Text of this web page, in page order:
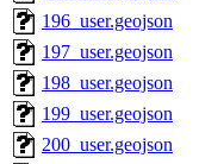
196_user.geojson
197_user.geojson
198_user.geojson
199_user.geojson
200_user.geojson